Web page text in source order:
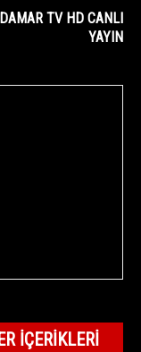
TV HD CANLI
YAYIN
İÇERIKLERI